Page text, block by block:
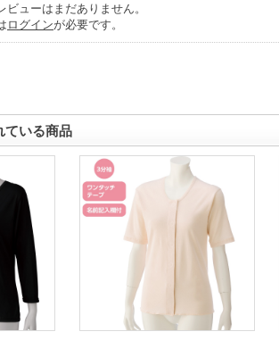
ューはまだありません。
ログインが必要です。
ている商品